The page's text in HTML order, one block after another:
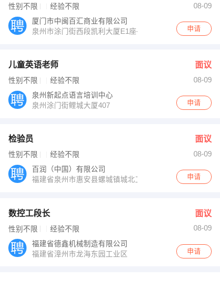
性别不限 经验不限
08-09
厦门市中闽百汇商业有限公司
泉州市涂门街西段凯利大厦E1座—3层
申请
儿童英语老师 面议
性别不限 经验不限
08-09
泉州新起点语言培训中心
泉州涂门街鲤城大厦407
申请
检验员 面议
性别不限 经验不限
08-09
百润（中国）有限公司
福建省泉州市惠安县螺城镇城北工业区百润工业园
申请
数控工段长 面议
性别不限 经验不限
08-09
福建省德鑫机械制造有限公司
福建省漳州市龙海东园工业区
申请